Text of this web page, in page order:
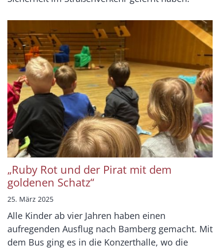
„Ruby Rot und der Pirat mit dem
goldenen Schatz“
25. März 2025
Alle Kinder ab vier Jahren haben einen
aufregenden Ausflug nach Bamberg gemacht. Mit
dem Bus ging es in die Konzerthalle, wo die